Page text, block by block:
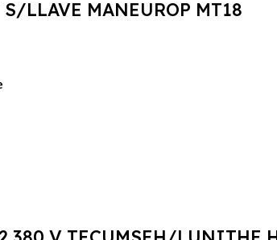
S/LLAVE MANEUROP MT18